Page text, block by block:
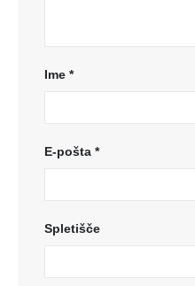
Ime *
E-pošta *
Spletišče